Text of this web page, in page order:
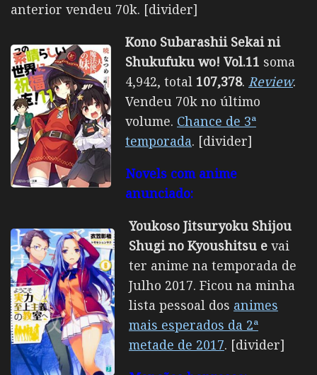
anterior vendeu 70k. [divider]
Kono Subarashii Sekai ni
Shukufuku wo! Vol.11 soma
4,942, total 107,378. Review.
Vendeu 70k no último
volume. Chance de 3ª
temporada. [divider]
Novels com anime
anunciado:
Youkoso Jitsuryoku Shijou
Shugi no Kyoushitsu e vai
ter anime na temporada de
Julho 2017. Ficou na minha
lista pessoal dos animes
mais esperados da 2ª
metade de 2017. [divider]